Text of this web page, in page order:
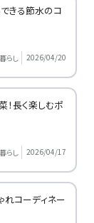
きる節水のコ
暮らし 2026/04/20
長く楽しむポ
暮らし 2026/04/17
れコーディネー